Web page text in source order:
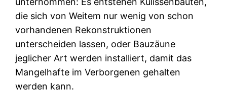
die sich von Weitem nur wenig von schon
vorhandenen Rekonstruktionen
unterscheiden lassen, oder Bauzäune
jeglicher Art werden installiert, damit das
Mangelhafte im Verborgenen gehalten
werden kann.